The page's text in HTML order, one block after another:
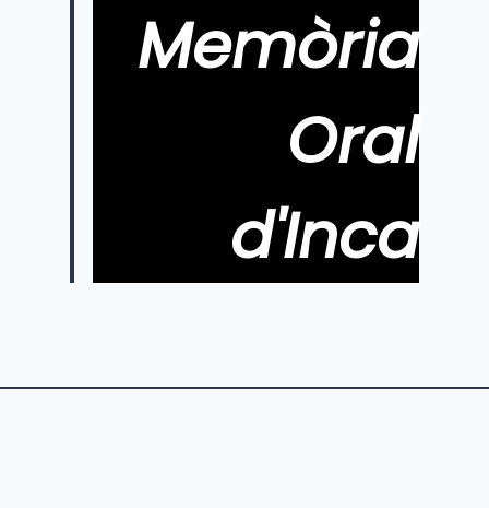
Memòria
Oral
d'Inca